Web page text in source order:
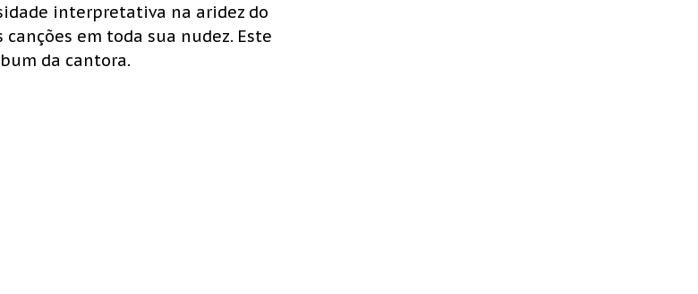
interpretativa na aridez do
em toda sua nudez. Este
da cantora.